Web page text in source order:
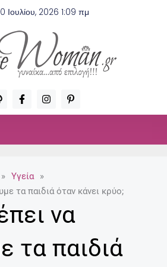
Ιουλίου, 2026 1:09 πμ
F
a
c
f
I
n
s
P
i
n
p
» Υγεία
»
τα παιδιά όταν κάνει κρύο;
να
τα παιδιά